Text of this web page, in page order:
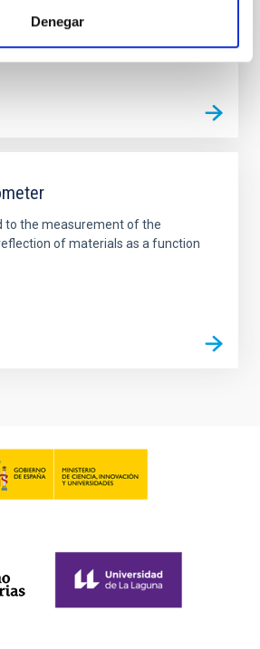
Denegar
to the measurement of the
of materials as a function